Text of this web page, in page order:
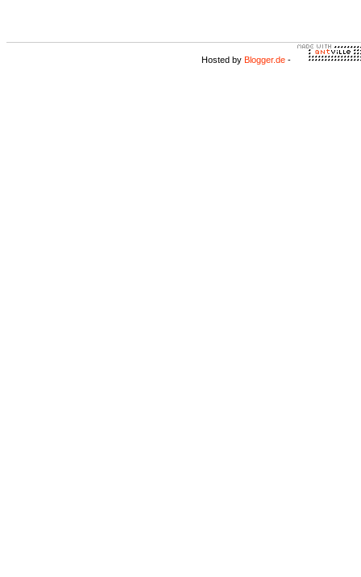
Hosted by Blogger.de -